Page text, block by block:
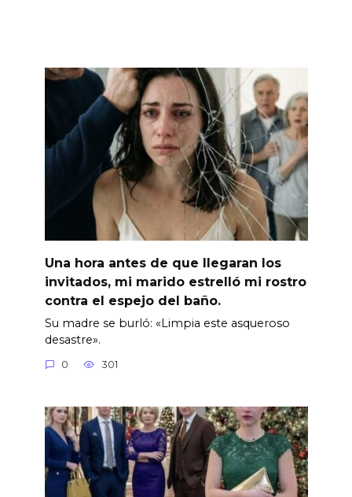
Una hora antes de que llegaran los
invitados, mi marido estrelló mi rostro
contra el espejo del baño.
Su madre se burló: «Limpia este asqueroso
desastre».
0 301